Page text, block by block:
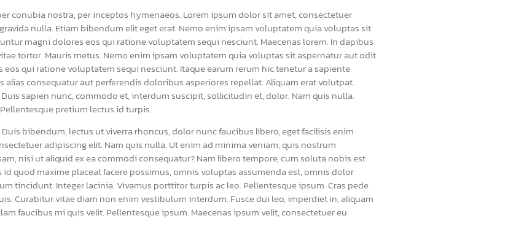
conubia nostra, per inceptos hymenaeos. Lorem ipsum dolor sit amet, consectetuer
nulla. Etiam bibendum elit eget erat. Nemo enim ipsam voluptatem quia voluptas sit
magni dolores eos qui ratione voluptatem sequi nesciunt. Maecenas lorem. In dapibus
tortor. Mauris metus. Nemo enim ipsam voluptatem quia voluptas sit aspernatur aut odit
qui ratione voluptatem sequi nesciunt. Itaque earum rerum hic tenetur a sapiente
consequatur aut perferendis doloribus asperiores repellat. Aliquam erat volutpat.
sapien nunc, commodo et, interdum suscipit, sollicitudin et, dolor. Nam quis nulla.
pretium lectus id turpis.
bibendum, lectus ut viverra rhoncus, dolor nunc faucibus libero, eget facilisis enim
adipiscing elit. Nam quis nulla. Ut enim ad minima veniam, quis nostrum
nisi ut aliquid ex ea commodi consequatur? Nam libero tempore, cum soluta nobis est
quod maxime placeat facere possimus, omnis voluptas assumenda est, omnis dolor
tincidunt. Integer lacinia. Vivamus porttitor turpis ac leo. Pellentesque ipsum. Cras pede
Curabitur vitae diam non enim vestibulum interdum. Fusce dui leo, imperdiet in, aliquam
faucibus mi quis velit. Pellentesque ipsum. Maecenas ipsum velit, consectetuer eu